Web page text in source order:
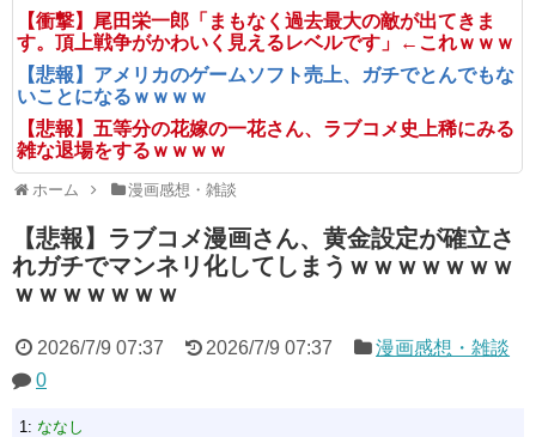
【衝撃】尾田栄一郎「まもなく過去最大の敵が出てきま
す。頂上戦争がかわいく見えるレベルです」←これｗｗｗ
【悲報】アメリカのゲームソフト売上、ガチでとんでもな
いことになるｗｗｗｗ
【悲報】五等分の花嫁の一花さん、ラブコメ史上稀にみる
雑な退場をするｗｗｗｗ
ホーム 漫画感想・雑談
【悲報】ラブコメ漫画さん、黄金設定が確立さ
れガチでマンネリ化してしまうｗｗｗｗｗｗｗ
ｗｗｗｗｗｗｗ
2026/7/9 07:37 2026/7/9 07:37
漫画感想・雑談
0
1: ななし